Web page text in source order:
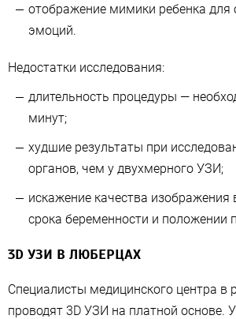
отображение мимики ребенка для
эмоций.
Недостатки исследования:
длительность процедуры —
минут;
худшие результаты при
органов, чем у двухмерного УЗИ;
искажение качества изображения
срока беременности и положении
3D УЗИ В ЛЮБЕРЦАХ
Специалисты медицинского центра
проводят 3D УЗИ на платной основе.